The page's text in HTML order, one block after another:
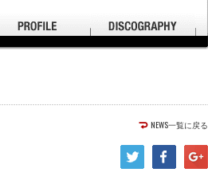
NEWS一覧に戻る